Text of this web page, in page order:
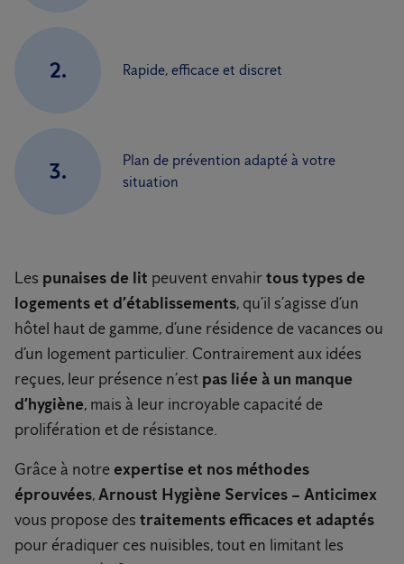
2. Rapide, efficace et discret
3.
Plan de prévention adapté à votre
situation
Les punaises de lit peuvent envahirtous types de
logements et d’établissements, qu’il s’agisse d’un
hôtel haut de gamme, d’une résidence de vacances ou
d’un logement particulier. Contrairement aux idées
reçues, leur présence n’est pas liée à un manque
d’hygiène, mais à leur incroyable capacité de
prolifération et de résistance.
Grâce à notre expertise et nos méthodes
éprouvées,Arnoust Hygiène Services – Anticimex
vous propose des traitements efficaces et adaptés
pour éradiquer ces nuisibles, tout en limitant les